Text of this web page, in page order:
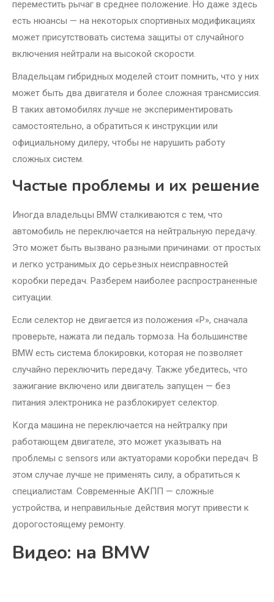
переместить рычаг в среднее положение. Но даже здесь
есть нюансы — на некоторых спортивных модификациях
может присутствовать система защиты от случайного
включения нейтрали на высокой скорости.
Владельцам гибридных моделей стоит помнить, что у них
может быть два двигателя и более сложная трансмиссия.
В таких автомобилях лучше не экспериментировать
самостоятельно, а обратиться к инструкции или
официальному дилеру, чтобы не нарушить работу
сложных систем.
Частые проблемы и их решение
Иногда владельцы BMW сталкиваются с тем, что
автомобиль не переключается на нейтральную передачу.
Это может быть вызвано разными причинами: от простых
и легко устранимых до серьезных неисправностей
коробки передач. Разберем наиболее распространенные
ситуации.
Если селектор не двигается из положения «P», сначала
проверьте, нажата ли педаль тормоза. На большинстве
BMW есть система блокировки, которая не позволяет
случайно переключить передачу. Также убедитесь, что
зажигание включено или двигатель запущен — без
питания электроника не разблокирует селектор.
Когда машина не переключается на нейтралку при
работающем двигателе, это может указывать на
проблемы с sensors или актуаторами коробки передач. В
этом случае лучше не применять силу, а обратиться к
специалистам. Современные АКПП — сложные
устройства, и неправильные действия могут привести к
дорогостоящему ремонту.
Видео: на BMW